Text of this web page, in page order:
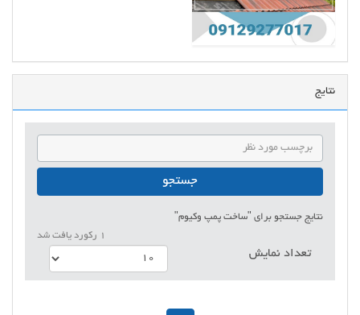
نتایج
جستجو
نتایج جستجو برای "ساخت پمپ وکیوم"
1 رکورد یافت شد
تعداد نمایش